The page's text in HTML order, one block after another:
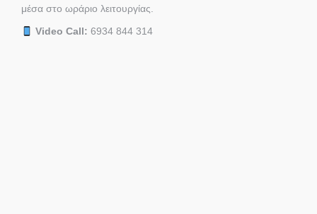
μέσα στο ωράριο λειτουργίας.
Video Call: 6934 844 314